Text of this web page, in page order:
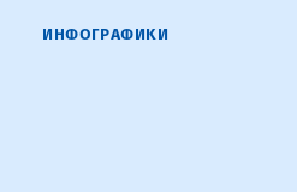
ИНФОГРАФИКИ